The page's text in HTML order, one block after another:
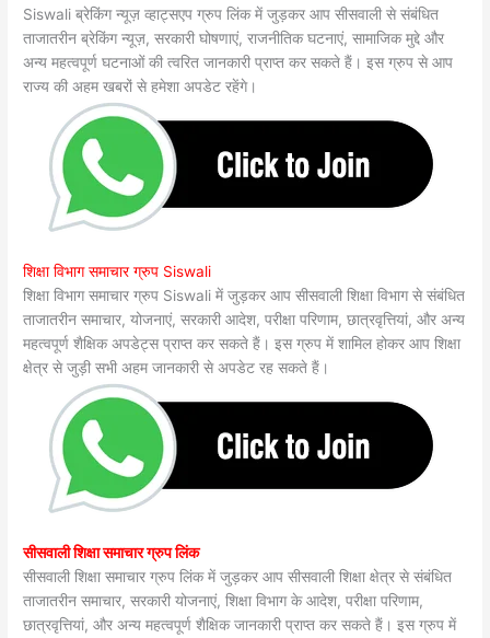
Siswali ब्रेकिंग न्यूज़ व्हाट्सएप ग्रुप लिंक में जुड़कर आप सीसवाली से संबंधित
ताजातरीन ब्रेकिंग न्यूज़, सरकारी घोषणाएं, राजनीतिक घटनाएं, सामाजिक मुद्दे और
अन्य महत्वपूर्ण घटनाओं की त्वरित जानकारी प्राप्त कर सकते हैं। इस ग्रुप से आप
राज्य की अहम खबरों से हमेशा अपडेट रहेंगे।
शिक्षा विभाग समाचार ग्रुप Siswali
शिक्षा विभाग समाचार ग्रुप Siswali में जुड़कर आप सीसवाली शिक्षा विभाग से संबंधित
ताजातरीन समाचार, योजनाएं, सरकारी आदेश, परीक्षा परिणाम, छात्रवृत्तियां, और अन्य
महत्वपूर्ण शैक्षिक अपडेट्स प्राप्त कर सकते हैं। इस ग्रुप में शामिल होकर आप शिक्षा
क्षेत्र से जुड़ी सभी अहम जानकारी से अपडेट रह सकते हैं।
सीसवाली शिक्षा समाचार ग्रुप लिंक
सीसवाली शिक्षा समाचार ग्रुप लिंक में जुड़कर आप सीसवाली शिक्षा क्षेत्र से संबंधित
ताजातरीन समाचार, सरकारी योजनाएं, शिक्षा विभाग के आदेश, परीक्षा परिणाम,
छात्रवृत्तियां, और अन्य महत्वपूर्ण शैक्षिक जानकारी प्राप्त कर सकते हैं। इस ग्रुप में